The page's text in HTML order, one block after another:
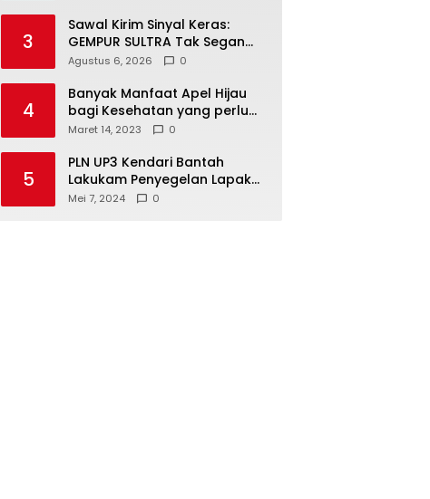
Agribisnis
3
Sawal Kirim Sinyal Keras:
GEMPUR SULTRA Tak Segan
Duduki Lahan Sengketa di
Agustus 6, 2026 0
4
Banyak Manfaat Apel Hijau
bagi Kesehatan yang perlu
Anda ketahui
Maret 14, 2023 0
5
PLN UP3 Kendari Bantah
Lakukam Penyegelan Lapak
Tugu Eks MTQ
Mei 7, 2024 0